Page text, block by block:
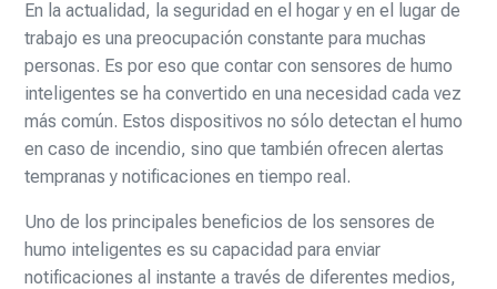
En la actualidad, la seguridad en el hogar y en el lugar de
trabajo es una preocupación constante para muchas
personas. Es por eso que contar con sensores de humo
inteligentes se ha convertido en una necesidad cada vez
más común. Estos dispositivos no sólo detectan el humo
en caso de incendio, sino que también ofrecen alertas
tempranas y notificaciones en tiempo real.
Uno de los principales beneficios de los sensores de
humo inteligentes es su capacidad para enviar
notificaciones al instante a través de diferentes medios,